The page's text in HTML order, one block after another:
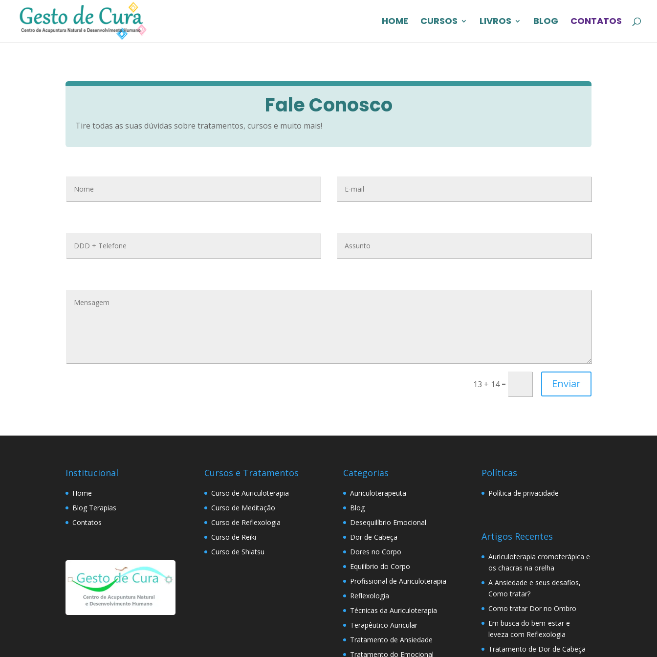
HOME CURSOS LIVROS BLOG CONTATOS
Fale Conosco
Tire todas as suas dúvidas sobre tratamentos, cursos e muito mais!
13 + 14= Enviar
Institucional
Home
Blog Terapias
Contatos
Cursos e Tratamentos
Curso de Auriculoterapia
Curso de Meditação
Curso de Reflexologia
Curso de Reiki
Curso de Shiatsu
Categorias
Auriculoterapeuta
Blog
Desequilíbrio Emocional
Dor de Cabeça
Dores no Corpo
Equilíbrio do Corpo
Profissional de Auriculoterapia
Reflexologia
Técnicas da Auriculoterapia
Terapêutico Auricular
Tratamento de Ansiedade
Tratamento do Emocional
Políticas
Política de privacidade
Artigos Recentes
Auriculoterapia cromoterápica e
os chacras na orelha
A Ansiedade e seus desafios,
Como tratar?
Como tratar Dor no Ombro
Em busca do bem-estar e
leveza com Reflexologia
Tratamento de Dor de Cabeça